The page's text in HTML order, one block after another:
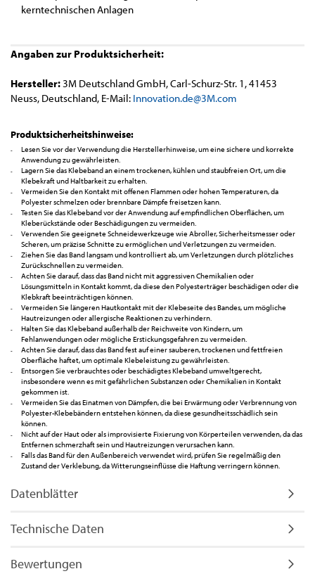
kerntechnischen Anlagen
Angaben zur Produktsicherheit:
Hersteller:3M Deutschland GmbH, Carl-Schurz-Str. 1, 41453
Neuss, Deutschland, E-Mail: Innovation.de@3M.com
Produktsicherheitshinweise:
Lesen Sie vor der Verwendung die Herstellerhinweise, um eine sichere und korrekte
Anwendung zu gewährleisten.
Lagern Sie das Klebeband an einem trockenen, kühlen und staubfreien Ort, um die
Klebekraft und Haltbarkeit zu erhalten.
Vermeiden Sie den Kontakt mit offenen Flammen oder hohen Temperaturen, da
Polyester schmelzen oder brennbare Dämpfe freisetzen kann.
Testen Sie das Klebeband vor der Anwendung auf empfindlichen Oberflächen, um
Kleberückstände oder Beschädigungen zu vermeiden.
Verwenden Sie geeignete Schneidewerkzeuge wie Abroller, Sicherheitsmesser oder
Scheren, um präzise Schnitte zu ermöglichen und Verletzungen zu vermeiden.
Ziehen Sie das Band langsam und kontrolliert ab, um Verletzungen durch plötzliches
Zurückschnellen zu vermeiden.
Achten Sie darauf, dass das Band nicht mit aggressiven Chemikalien oder
Lösungsmitteln in Kontakt kommt, da diese den Polyesterträger beschädigen oder die
Klebkraft beeinträchtigen können.
Vermeiden Sie längeren Hautkontakt mit der Klebeseite des Bandes, um mögliche
Hautreizungen oder allergische Reaktionen zu verhindern.
Halten Sie das Klebeband außerhalb der Reichweite von Kindern, um
Fehlanwendungen oder mögliche Erstickungsgefahren zu vermeiden.
Achten Sie darauf, dass das Band fest auf einer sauberen, trockenen und fettfreien
Oberfläche haftet, um optimale Klebeleistung zu gewährleisten.
Entsorgen Sie verbrauchtes oder beschädigtes Klebeband umweltgerecht,
insbesondere wenn es mit gefährlichen Substanzen oder Chemikalien in Kontakt
gekommen ist.
Vermeiden Sie das Einatmen von Dämpfen, die bei Erwärmung oder Verbrennung von
Polyester-Klebebändern entstehen können, da diese gesundheitsschädlich sein
können.
Nicht auf der Haut oder als improvisierte Fixierung von Körperteilen verwenden, da das
Entfernen schmerzhaft sein und Hautreizungen verursachen kann.
Falls das Band für den Außenbereich verwendet wird, prüfen Sie regelmäßig den
Zustand der Verklebung, da Witterungseinflüsse die Haftung verringern können.
Datenblätter
Technische Daten
Bewertungen